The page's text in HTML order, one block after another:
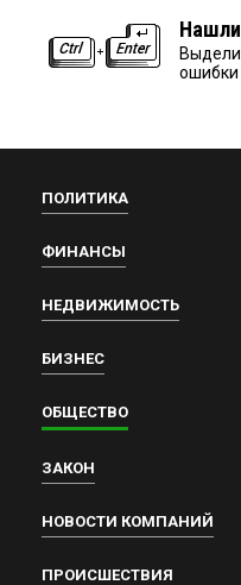
ошибки
ПОЛИТИКА
ФИНАНСЫ
НЕДВИЖИМОСТЬ
БИЗНЕС
ОБЩЕСТВО
ЗАКОН
НОВОСТИ КОМПАНИЙ
ПРОИСШЕСТВИЯ